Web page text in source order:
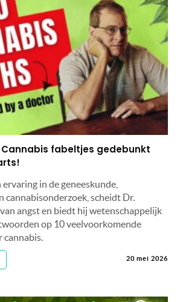
Cannabis fabeltjes gedebunkt
in de geneeskunde,
cannabisonderzoek, scheidt Dr.
angst en biedt hij wetenschappelijk
op 10 veelvoorkomende
cannabis.
20 mei 2026